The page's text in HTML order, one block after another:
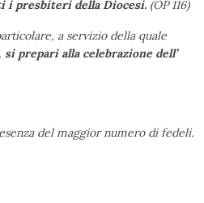
presbiteri della Diocesi. (OP 116)
a servizio della quale
si prepari alla celebrazione dell’
del maggior numero di fedeli.